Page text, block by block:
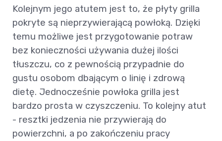
Kolejnym jego atutem jest to, że płyty grilla
pokryte są nieprzywierającą powłoką. Dzięki
temu możliwe jest przygotowanie potraw
bez konieczności używania dużej ilości
tłuszczu, co z pewnością przypadnie do
gustu osobom dbającym o linię i zdrową
dietę. Jednocześnie powłoka grilla jest
bardzo prosta w czyszczeniu. To kolejny atut
- resztki jedzenia nie przywierają do
powierzchni, a po zakończeniu pracy